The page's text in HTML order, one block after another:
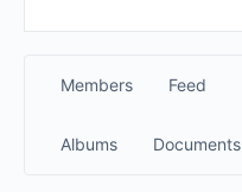
Members Feed
Albums Documents